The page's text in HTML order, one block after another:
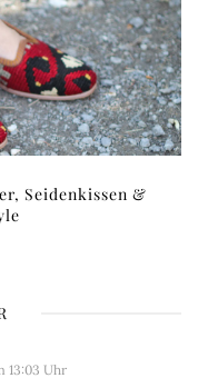
Seidenkissen &
13:03 Uhr